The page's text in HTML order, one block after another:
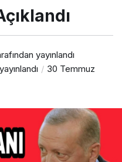
yayınlandı
yayınlandı
30 Temmuz